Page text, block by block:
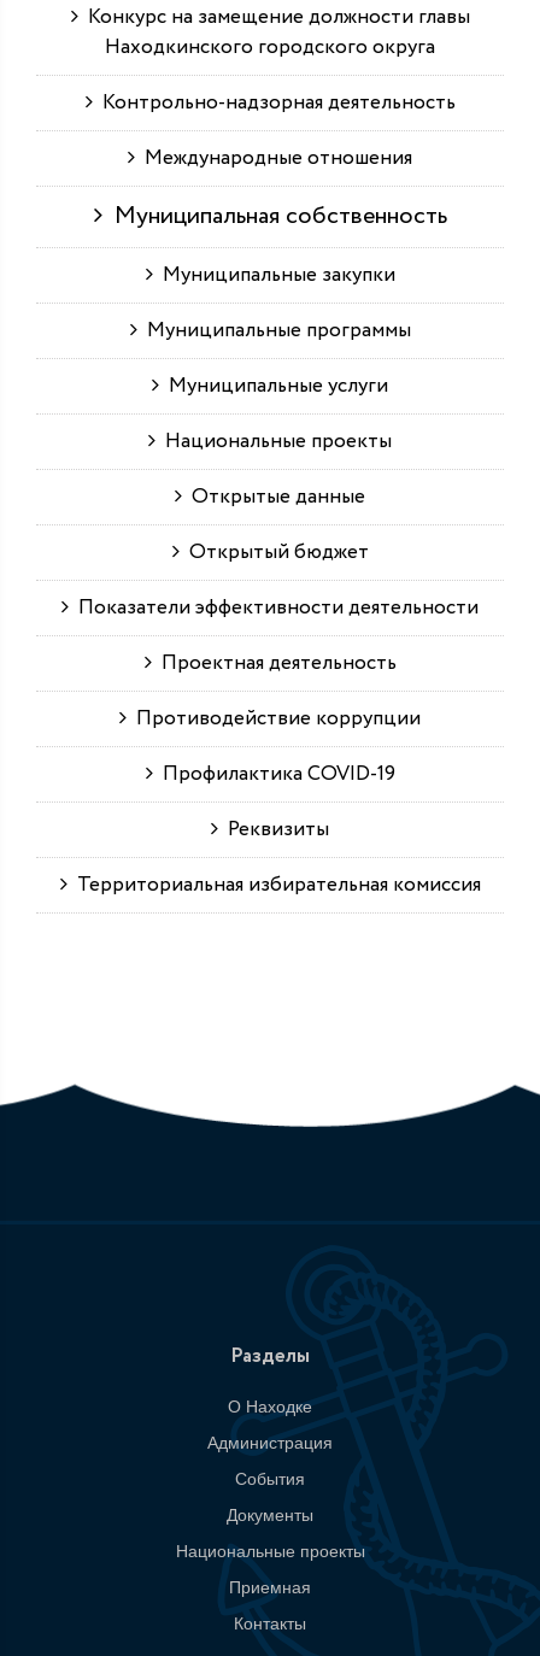
Конкурс на замещение должности главы
Находкинского городского округа
Контрольно-надзорная деятельность
Международные отношения
Муниципальная собственность
Муниципальные закупки
Муниципальные программы
Муниципальные услуги
Национальные проекты
Открытые данные
Открытый бюджет
Показатели эффективности деятельности
Проектная деятельность
Противодействие коррупции
Профилактика COVID-19
Реквизиты
Территориальная избирательная комиссия
Разделы
О Находке
Администрация
События
Документы
Национальные проекты
Приемная
Контакты